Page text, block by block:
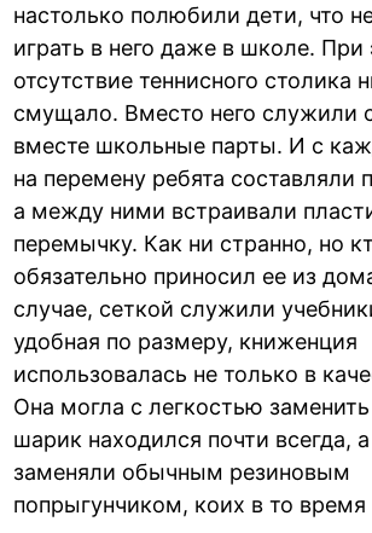
настолько полюбили дети, что
играть в него даже в школе. При
отсутствие теннисного столика
смущало. Вместо него служили
вместе школьные парты. И с
на перемену ребята составляли
а между ними встраивали
перемычку. Как ни странно, но
обязательно приносил ее из
случае, сеткой служили
удобная по размеру, книженция
использовалась не только в
Она могла с легкостью
шарик находился почти всегда,
заменяли обычным резиновым
попрыгунчиком, коих в то